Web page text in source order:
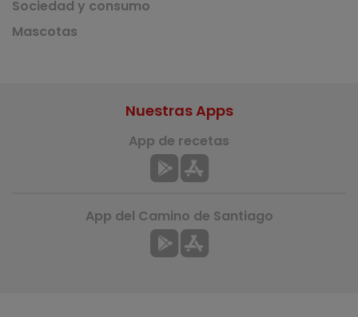
Sociedad y consumo
Mascotas
Nuestras Apps
App de recetas
App del Camino de Santiago